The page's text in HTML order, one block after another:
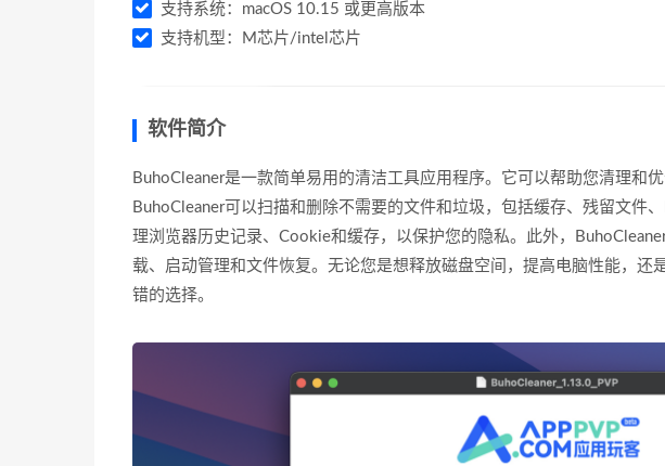
支持系统：macOS 10.15 或更高版本
支持机型：M芯片/intel芯片
软件简介
BuhoCleaner是一款简单易用的清洁工具应用程序。它可以帮助您清理和
BuhoCleaner可以扫描和删除不需要的文件和垃圾，包括缓存、残留文件
理浏览器历史记录、Cookie和缓存，以保护您的隐私。此外，
载、启动管理和文件恢复。无论您是想释放磁盘空间，提高电脑性能，还
错的选择。